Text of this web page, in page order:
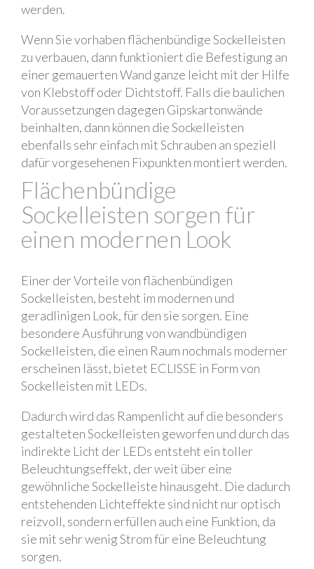
werden.
Wenn Sie vorhaben flächenbündige Sockelleisten
zu verbauen, dann funktioniert die Befestigung an
einer gemauerten Wand ganze leicht mit der Hilfe
von Klebstoff oder Dichtstoff. Falls die baulichen
Voraussetzungen dagegen Gipskartonwände
beinhalten, dann können die Sockelleisten
ebenfalls sehr einfach mit Schrauben an speziell
dafür vorgesehenen Fixpunkten montiert werden.
Flächenbündige
Sockelleisten sorgen für
einen modernen Look
Einer der Vorteile von flächenbündigen
Sockelleisten, besteht im modernen und
geradlinigen Look, für den sie sorgen. Eine
besondere Ausführung von wandbündigen
Sockelleisten, die einen Raum nochmals moderner
erscheinen lässt, bietet ECLISSE in Form von
Sockelleisten mit LEDs.
Dadurch wird das Rampenlicht auf die besonders
gestalteten Sockelleisten geworfen und durch das
indirekte Licht der LEDs entsteht ein toller
Beleuchtungseffekt, der weit über eine
gewöhnliche Sockelleiste hinausgeht. Die dadurch
entstehenden Lichteffekte sind nicht nur optisch
reizvoll, sondern erfüllen auch eine Funktion, da
sie mit sehr wenig Strom für eine Beleuchtung
sorgen.